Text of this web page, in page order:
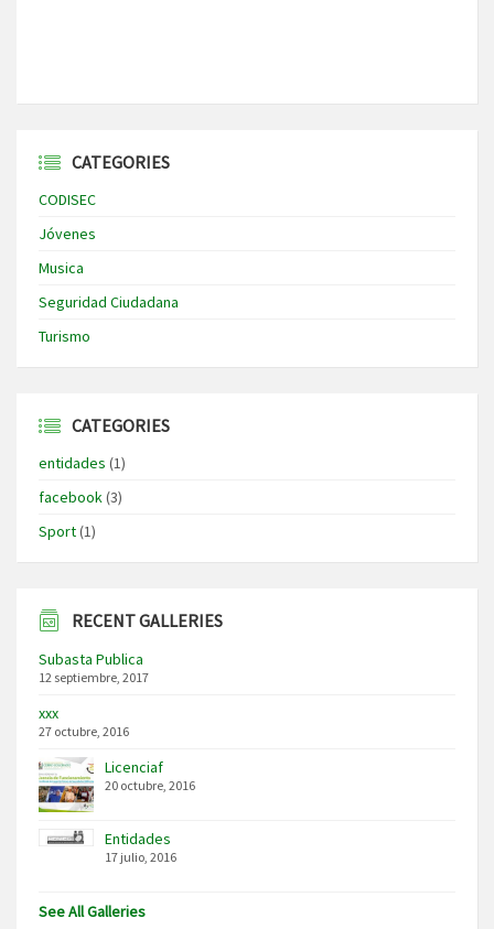
CATEGORIES
CODISEC
Jóvenes
Musica
Seguridad Ciudadana
Turismo
CATEGORIES
entidades (1)
facebook(3)
Sport(1)
RECENT GALLERIES
Subasta Publica
12 septiembre, 2017
xxx
27 octubre, 2016
Licenciaf
20 octubre, 2016
Entidades
17 julio, 2016
See All Galleries